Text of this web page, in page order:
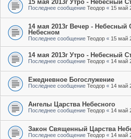
15 мая 2013г Утро - Небесный
Последнее сообщение Теодор « 15 май
14 мая 2013г Вечер - Небесный
Небесном
Последнее сообщение Теодор « 15 май
14 мая 2013г Утро - Небесный
Последнее сообщение Теодор « 14 май
Ежедневное Богослужение
Последнее сообщение Теодор « 14 май
Ангелы Царства Небесного
Последнее сообщение Теодор « 14 май
Закон Священный Царства
Последнее сообщение Теодор « 14 май